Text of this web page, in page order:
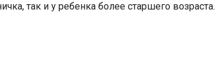
так и у ребенка более старшего возраста.